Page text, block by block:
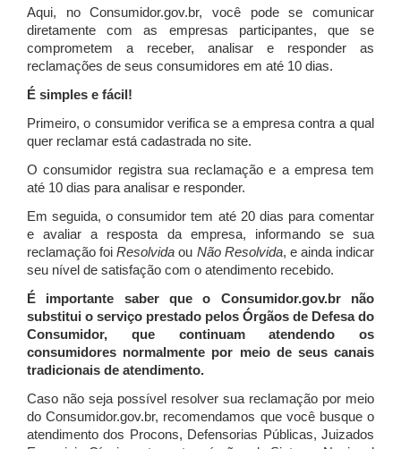
Aqui, no Consumidor.gov.br, você pode se comunicar
diretamente com as empresas participantes, que se
comprometem a receber, analisar e responder as
reclamações de seus consumidores em até 10 dias.
É simples e fácil!
Primeiro, o consumidor verifica se a empresa contra a qual
quer reclamar está cadastrada no site.
O consumidor registra sua reclamação e a empresa tem
até 10 dias para analisar e responder.
Em seguida, o consumidor tem até 20 dias para comentar
e avaliar a resposta da empresa, informando se sua
reclamação foiResolvida ou Não Resolvida, e ainda indicar
seu nível de satisfação com o atendimento recebido.
É importante saber que o Consumidor.gov.br não
substitui o serviço prestado pelos Órgãos de Defesa do
Consumidor, que continuam atendendo os
consumidores normalmente por meio de seus canais
tradicionais de atendimento.
Caso não seja possível resolver sua reclamação por meio
do Consumidor.gov.br, recomendamos que você busque o
atendimento dos Procons, Defensorias Públicas, Juizados